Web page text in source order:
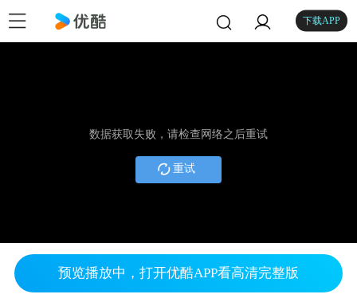
下载APP
数据获取失败，请检查网络之后重试
重试
预览播放中，打开优酷APP看高清完整版